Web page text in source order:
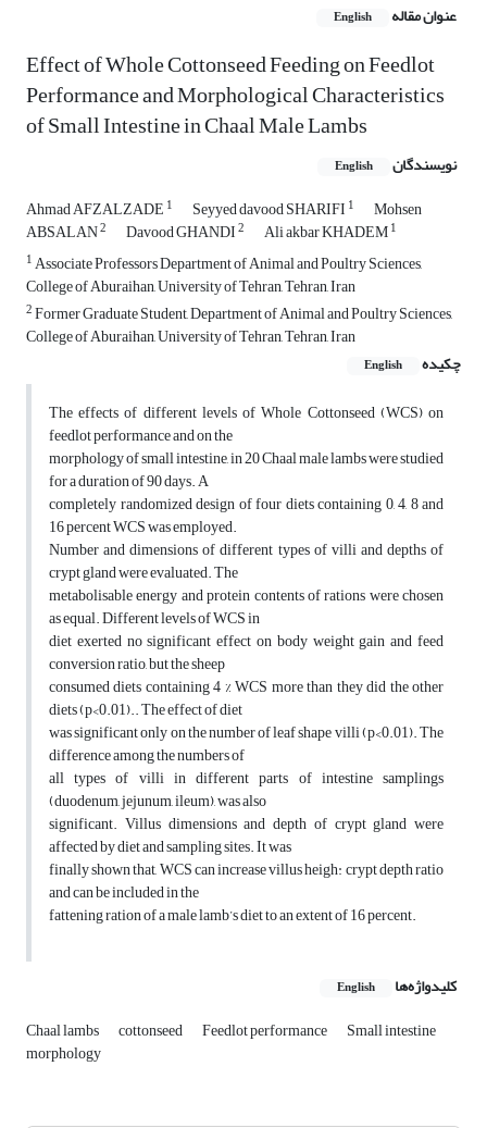
عنوان مقاله English
Effect of Whole Cottonseed Feeding on Feedlot
Performance and Morphological Characteristics
of Small Intestine in Chaal Male Lambs
نویسندگان English
Ahmad AFZALZADE 1 Seyyed davood SHARIFI 1 Mohsen
ABSALAN2 Davood GHANDI2 Ali akbar KHADEM1
1Associate Professors Department of Animal and Poultry Sciences,
College of Aburaihan, University of Tehran, Tehran, Iran
2Former Graduate Student, Department of Animal and Poultry Sciences,
College of Aburaihan, University of Tehran, Tehran, Iran
چکیده
English
The effects of different levels of Whole Cottonseed (WCS) on
feedlot performance and on the
morphology of small intestine, in 20 Chaal male lambs were studied
for a duration of 90 days. A
completely randomized design of four diets containing 0, 4, 8 and
16 percent WCS was employed.
Number and dimensions of different types of villi and depths of
crypt gland were evaluated. The
metabolisable energy and protein contents of rations were chosen
as equal. Different levels of WCS in
diet exerted no significant effect on body weight gain and feed
conversion ratio, but the sheep
consumed diets containing 4 % WCS more than they did the other
diets (p<0.01).. The effect of diet
was significant only on the number of leaf shape villi (p<0.01). The
difference among the numbers of
all types of villi in different parts of intestine samplings
(duodenum, jejunum, ileum), was also
significant. Villus dimensions and depth of crypt gland were
affected by diet and sampling sites. It was
finally shown that, WCS can increase villus heigh: crypt depth ratio
and can be included in the
fattening ration of a male lamb’s diet to an extent of 16 percent.
کلیدواژه‌ها English
Chaal lambs cottonseed Feedlot performance Small intestine
morphology